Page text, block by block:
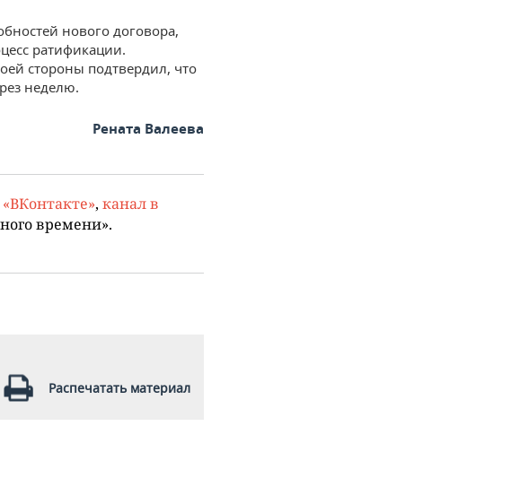
нового договора,
ратификации.
стороны подтвердил, что
неделю.
Рената Валеева
, канал в
времени».
Распечатать материал